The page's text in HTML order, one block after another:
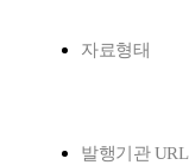
자료형태
발행기관 URL